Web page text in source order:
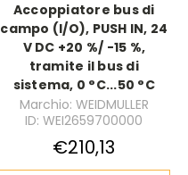
Accoppiatore bus di
campo (I/O), PUSH IN, 24
V DC +20 %/ -15 %,
tramite il bus di
sistema, 0 °C...50 °C
Marchio: WEIDMULLER
ID: WEI2659700000
€210,13